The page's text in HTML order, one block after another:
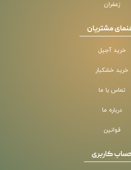
زعفران
مشتریان
خرید آجیل
خرید خشکبار
تماس با ما
درباره ما
قوانین
کاربری